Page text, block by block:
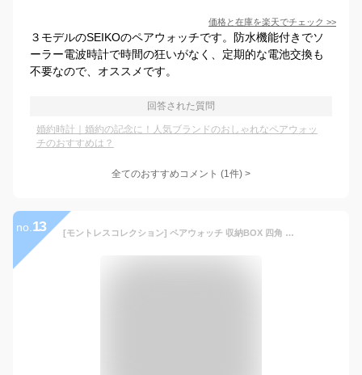
価格と在庫を楽天でチェック >>
３モデルのSEIKOのペアウォッチです。防水機能付きでソ
ーラー電波時計で時間の狂いがなく、定期的な電池交換も
不要なので、オススメです。
回答された質問
婚約時計｜婚約の記念に！人気ブランドのおしゃれなペアウォッ
チのおすすめは？
全てのおすすめコメント (1件) >
no. 13 [モントレスコレクション] ペアウォッチ 収納BOX 四角 ローマ数字 ブラック シルバー MS68215BK-RMS68216BK-R 腕時計 [並行輸入品]